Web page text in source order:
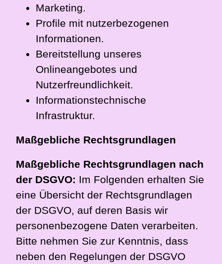
Marketing.
Profile mit nutzerbezogenen
Informationen.
Bereitstellung unseres
Onlineangebotes und
Nutzerfreundlichkeit.
Informationstechnische
Infrastruktur.
Maßgebliche Rechtsgrundlagen
Maßgebliche Rechtsgrundlagen nach
der DSGVO: Im Folgenden erhalten Sie
eine Übersicht der Rechtsgrundlagen
der DSGVO, auf deren Basis wir
personenbezogene Daten verarbeiten.
Bitte nehmen Sie zur Kenntnis, dass
neben den Regelungen der DSGVO